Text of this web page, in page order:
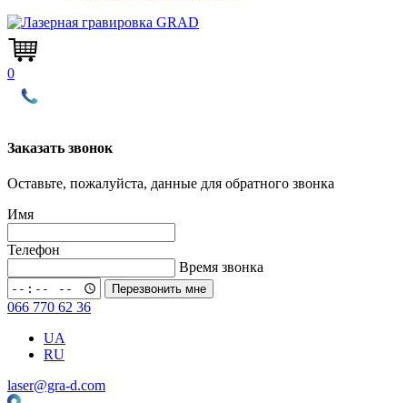
0
Заказать звонок
Оставьте, пожалуйста, данные для обратного звонка
Имя
Телефон
Время звонка
Перезвонить мне
066 770 62 36
UA
RU
laser@gra-d.com